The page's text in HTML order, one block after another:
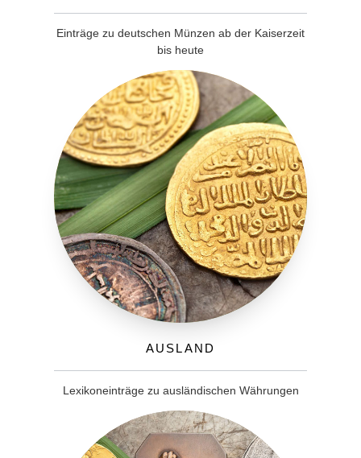
Einträge zu deutschen Münzen ab der Kaiserzeit
bis heute
Ausland
Lexikoneinträge zu ausländischen Währungen